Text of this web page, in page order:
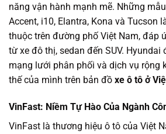
năng vận hành mạnh mẽ. Những
Accent, i10, Elantra, Kona và Tucson
thuộc trên đường phố Việt Nam, đáp
từ xe đô thị, sedan đến SUV.
mạng lưới phân phối và dịch vụ rộng
thế của mình trên bản đồ xe ô tô ở
VinFast: Niềm Tự Hào Của Ngành
VinFast là thương hiệu ô tô của Việt